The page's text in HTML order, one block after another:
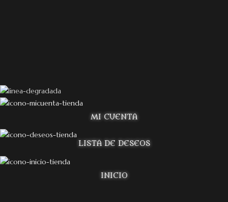
MI CUENTA
LISTA DE DESEOS
INICIO